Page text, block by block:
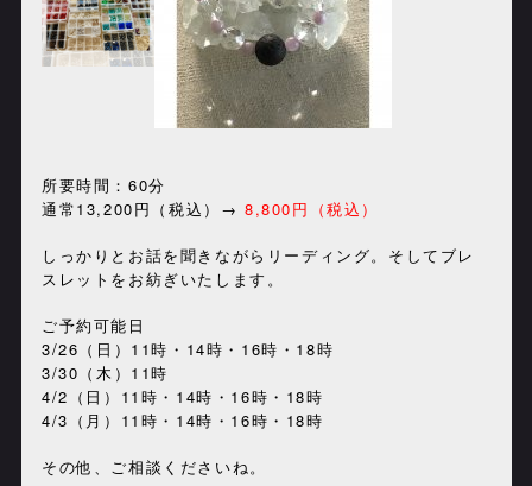
所要時間：60分
通常13,200円（税込）→ 8,800円（税込）
しっかりとお話を聞きながらリーディング。そしてブレ
スレットをお紡ぎいたします。
ご予約可能日
3/26（日）11時・14時・16時・18時
3/30（木）11時
4/2（日）11時・14時・16時・18時
4/3（月）11時・14時・16時・18時
その他、ご相談くださいね。